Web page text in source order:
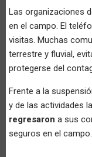
Las organizaciones
en el campo. El
visitas. Muchas
terrestre y fluvial,
protegerse del
Frente a la
y de las actividades
regresaron a sus
seguros en el campo.